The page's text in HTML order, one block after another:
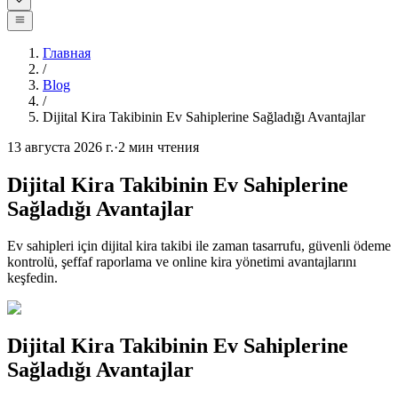
Главная
/
Blog
/
Dijital Kira Takibinin Ev Sahiplerine Sağladığı Avantajlar
13 августа 2026 г.·2 мин чтения
Dijital Kira Takibinin Ev Sahiplerine
Sağladığı Avantajlar
Ev sahipleri için dijital kira takibi ile zaman tasarrufu, güvenli ödeme
kontrolü, şeffaf raporlama ve online kira yönetimi avantajlarını
keşfedin.
Dijital Kira Takibinin Ev Sahiplerine
Sağladığı Avantajlar